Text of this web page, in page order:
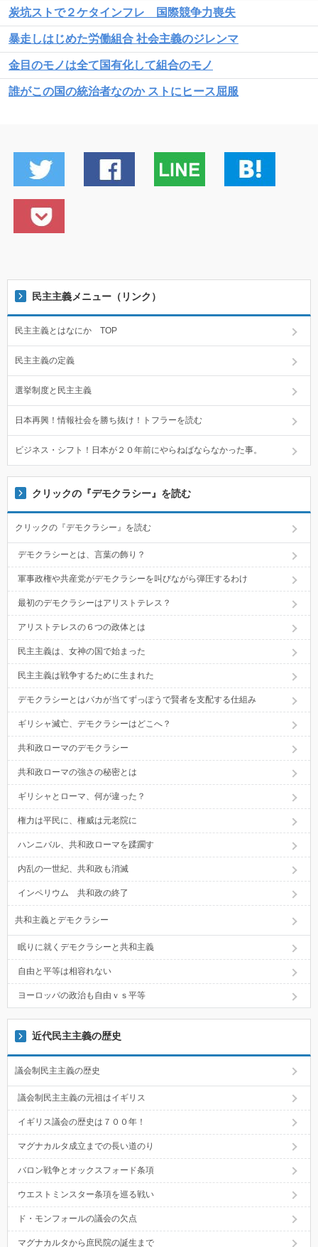
炭坑ストで２ケタインフレ 国際競争力喪失
暴走しはじめた労働組合 社会主義のジレンマ
金目のモノは全て国有化して組合のモノ
誰がこの国の統治者なのか ストにヒース屈服
民主主義メニュー（リンク）
民主主義とはなにか TOP
民主主義の定義
選挙制度と民主主義
日本再興！情報社会を勝ち抜け！トフラーを読む
ビジネス・シフト！日本が２０年前にやらねばならなかった事。
クリックの『デモクラシー』を読む
クリックの『デモクラシー』を読む
デモクラシーとは、言葉の飾り？
軍事政権や共産党がデモクラシーを叫びながら弾圧するわけ
最初のデモクラシーはアリストテレス？
アリストテレスの６つの政体とは
民主主義は、女神の国で始まった
民主主義は戦争するために生まれた
デモクラシーとはバカが当てずっぽうで賢者を支配する仕組み
ギリシャ滅亡、デモクラシーはどこへ？
共和政ローマのデモクラシー
共和政ローマの強さの秘密とは
ギリシャとローマ、何が違った？
権力は平民に、権威は元老院に
ハンニバル、共和政ローマを蹂躙す
内乱の一世紀、共和政も消滅
インペリウム 共和政の終了
共和主義とデモクラシー
眠りに就くデモクラシーと共和主義
自由と平等は相容れない
ヨーロッパの政治も自由ｖｓ平等
近代民主主義の歴史
議会制民主主義の歴史
議会制民主主義の元祖はイギリス
イギリス議会の歴史は７００年！
マグナカルタ成立までの長い道のり
バロン戦争とオックスフォード条項
ウエストミンスター条項を巡る戦い
ド・モンフォールの議会の欠点
マグナカルタから庶民院の誕生まで